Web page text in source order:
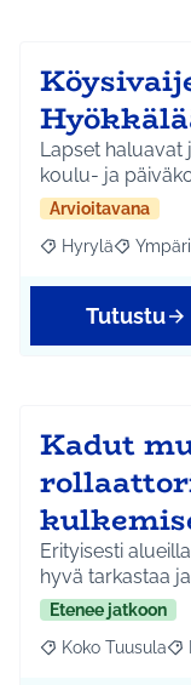
Lapset haluavat
koulu- ja
Arvioitavana
Rajaa tulokset
Hyrylä Rajaa
Tutustu
Kadut
Erityisesti
hyvä tarkastaa
Etenee jatkoon
Rajaa tulokset
Koko Tuusula